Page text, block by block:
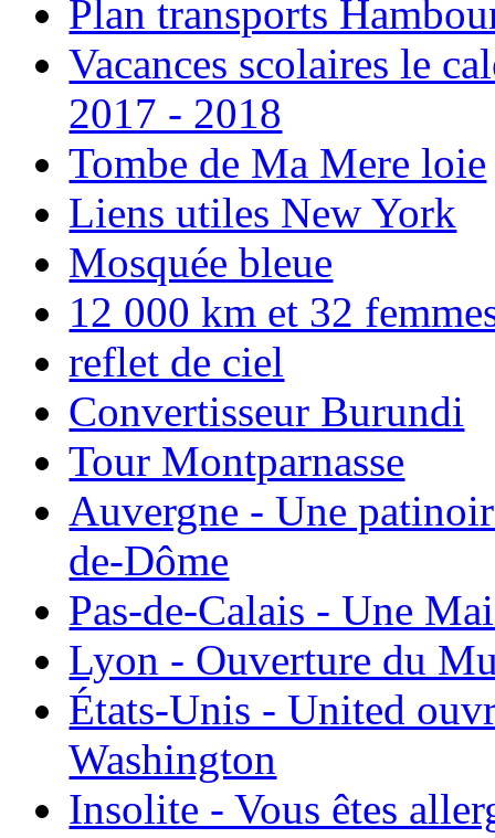
Plan transports
Vacances scolaires le
2017 - 2018
Tombe de Ma Mere loie
Liens utiles New York
Mosquée bleue
12 000 km et 32
reflet de ciel
Convertisseur Burundi
Tour Montparnasse
Auvergne - Une
de-Dôme
Pas-de-Calais - Une
Lyon - Ouverture du
États-Unis - United
Washington
Insolite - Vous êtes